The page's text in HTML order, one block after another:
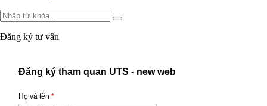
Đăng ký tư vấn
Đăng ký tham quan UTS - new web
Họ và tên *